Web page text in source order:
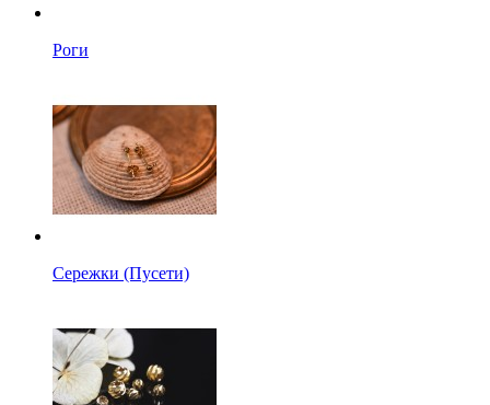
Роги
Сережки (Пусети)